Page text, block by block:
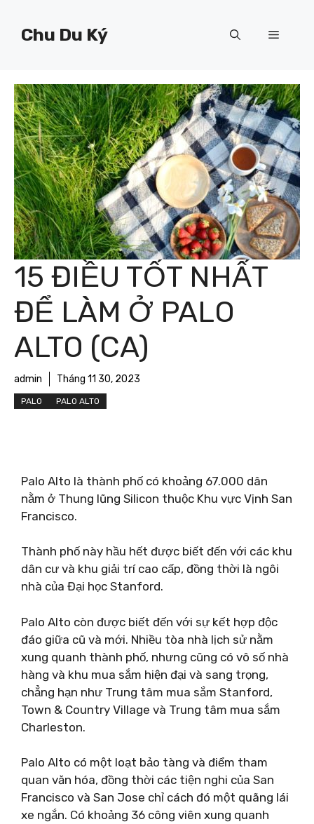
Chu Du Ký Menu
15 ĐIỀU TỐT NHẤT
ĐỂ LÀM Ở PALO
ALTO (CA)
admin Tháng 11 30, 2023
PALO PALO ALTO
Palo Alto là thành phố có khoảng 67.000 dân
nằm ở Thung lũng Silicon thuộc Khu vực Vịnh San
Francisco.
Thành phố này hầu hết được biết đến với các khu
dân cư và khu giải trí cao cấp, đồng thời là ngôi
nhà của Đại học Stanford.
Palo Alto còn được biết đến với sự kết hợp độc
đáo giữa cũ và mới. Nhiều tòa nhà lịch sử nằm
xung quanh thành phố, nhưng cũng có vô số nhà
hàng và khu mua sắm hiện đại và sang trọng,
chẳng hạn như Trung tâm mua sắm Stanford,
Town & Country Village và Trung tâm mua sắm
Charleston.
Palo Alto có một loạt bảo tàng và điểm tham
quan văn hóa, đồng thời các tiện nghi của San
Francisco và San Jose chỉ cách đó một quãng lái
xe ngắn. Có khoảng 36 công viên xung quanh